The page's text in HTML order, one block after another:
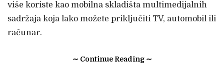
više koriste kao mobilna skladišta multimedijalnih
sadržaja koja lako možete priključiti TV, automobil ili
računar.
∼ Continue Reading ∼